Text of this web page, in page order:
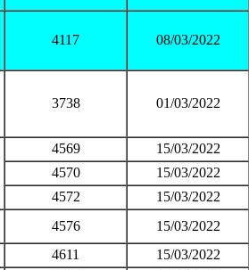
4117 08/03/2022
3738 01/03/2022
4569
15/03/2022
4570
15/03/2022
4572
15/03/2022
4576
15/03/2022
4611
15/03/2022